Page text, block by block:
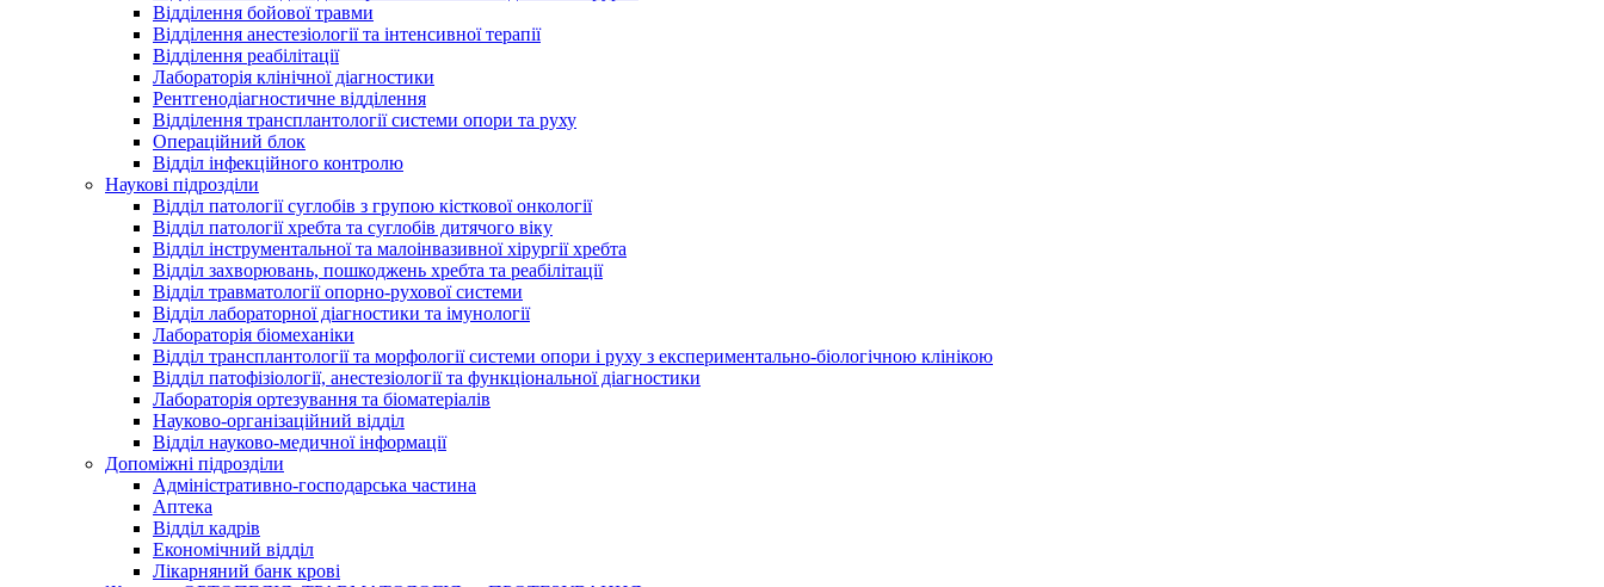
Відділення бойової травми
Відділення анестезіології та інтенсивної терапії
Відділення реабілітації
Лабораторія клінічної діагностики
Рентгенодіагностичне відділення
Відділення трансплантології системи опори та руху
Операційний блок
Відділ інфекційного контролю
Наукові підрозділи
Відділ патології суглобів з групою кісткової онкології
Відділ патології хребта та суглобів дитячого віку
Відділ інструментальної та малоінвазивної хірургії хребта
Відділ захворювань, пошкоджень хребта та реабілітації
Відділ травматології опорно-рухової системи
Відділ лабораторної діагностики та імунології
Лабораторія біомеханіки
Відділ трансплантології та морфології системи опори і руху з експериментально-біологічною клінікою
Відділ патофізіології, анестезіології та функціональної діагностики
Лабораторія ортезування та біоматеріалів
Науково-організаційний відділ
Відділ науково-медичної інформації
Допоміжні підрозділи
Адміністративно-господарська частина
Аптека
Відділ кадрів
Економічний відділ
Лікарняний банк крові